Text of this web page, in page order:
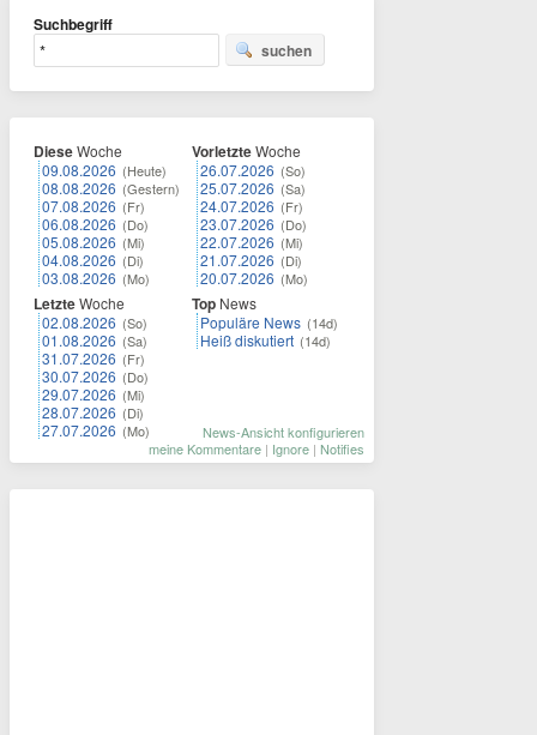
Suchbegriff
suchen
DieseWoche
09.08.2026 (Heute)
08.08.2026 (Gestern)
07.08.2026 (Fr)
06.08.2026 (Do)
05.08.2026 (Mi)
04.08.2026 (Di)
03.08.2026 (Mo)
LetzteWoche
02.08.2026 (So)
01.08.2026 (Sa)
31.07.2026 (Fr)
30.07.2026 (Do)
29.07.2026 (Mi)
28.07.2026 (Di)
27.07.2026 (Mo)
VorletzteWoche
26.07.2026 (So)
25.07.2026 (Sa)
24.07.2026 (Fr)
23.07.2026 (Do)
22.07.2026 (Mi)
21.07.2026 (Di)
20.07.2026 (Mo)
Top News
Populäre News (14d)
Heiß diskutiert (14d)
News-Ansicht konfigurieren
meine Kommentare | Ignore | Notifies